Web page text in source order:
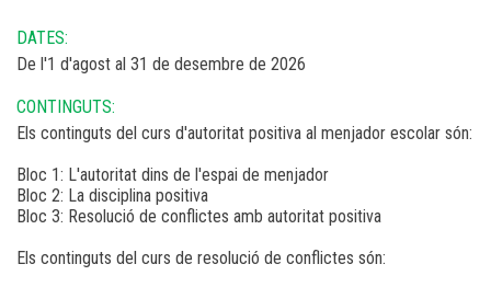
DATES:
De l'1 d'agost al 31 de desembre de 2026
CONTINGUTS:
Els continguts del curs d'autoritat positiva al menjador escolar són:
Bloc 1: L'autoritat dins de l'espai de menjador
Bloc 2: La disciplina positiva
Bloc 3: Resolució de conflictes amb autoritat positiva
Els continguts del curs de resolució de conflictes són: